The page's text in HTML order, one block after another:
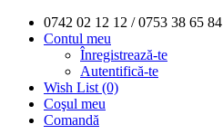
0742 02 12 12 / 0753 38 65 84
Contul meu
Înregistrează-te
Autentifică-te
Wish List (0)
Coşul meu
Comandă